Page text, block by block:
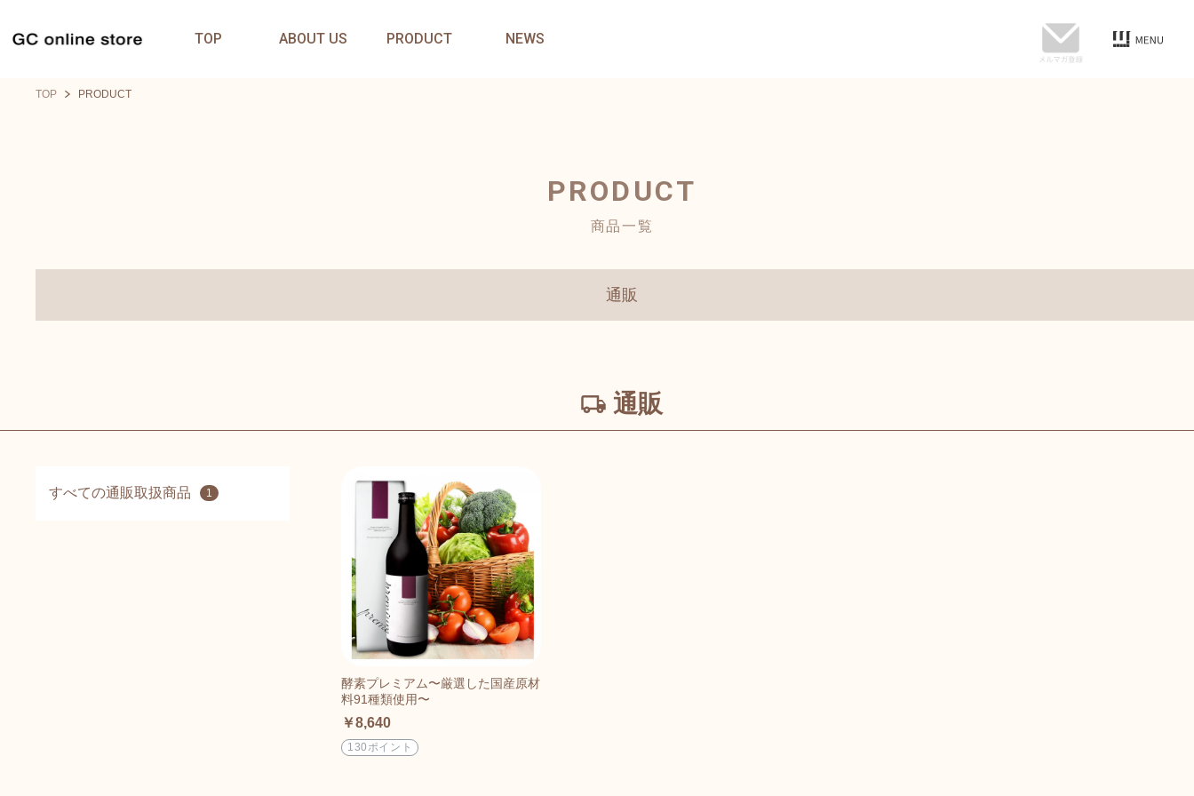
TOP ABOUT US PRODUCT NEWS
TOP PRODUCT
PRODUCT
商品一覧
通販
通販
すべての通販取扱商品 1
酵素プレミアム〜厳選した国産原材
料91種類使用〜
￥8,640
130ポイント